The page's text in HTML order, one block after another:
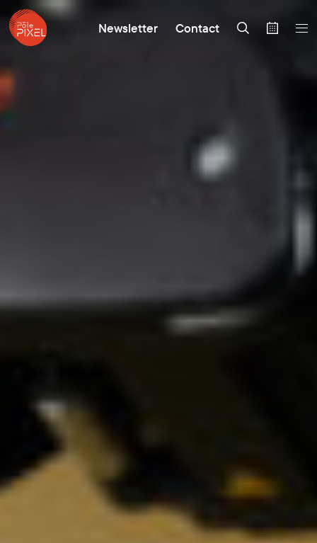
Newsletter Contact